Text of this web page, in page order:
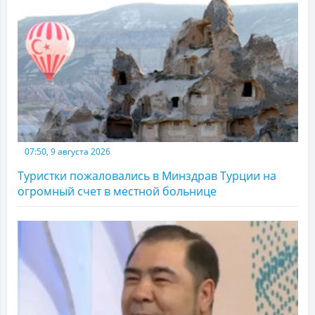
07:50, 9 августа 2026
Туристки пожаловались в Минздрав Турции на
огромный счет в местной больнице